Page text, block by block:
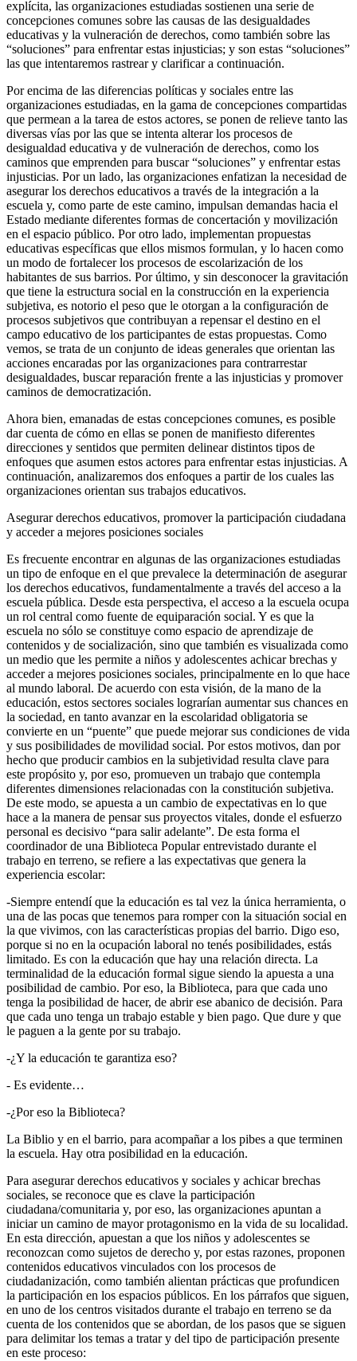
explícita, las organizaciones estudiadas sostienen una serie de
concepciones comunes sobre las causas de las desigualdades
educativas y la vulneración de derechos, como también sobre las
“soluciones” para enfrentar estas injusticias; y son estas “soluciones”
las que intentaremos rastrear y clarificar a continuación.
Por encima de las diferencias políticas y sociales entre las
organizaciones estudiadas, en la gama de concepciones compartidas
que permean a la tarea de estos actores, se ponen de relieve tanto las
diversas vías por las que se intenta alterar los procesos de
desigualdad educativa y de vulneración de derechos, como los
caminos que emprenden para buscar “soluciones” y enfrentar estas
injusticias. Por un lado, las organizaciones enfatizan la necesidad de
asegurar los derechos educativos a través de la integración a la
escuela y, como parte de este camino, impulsan demandas hacia el
Estado mediante diferentes formas de concertación y movilización
en el espacio público. Por otro lado, implementan propuestas
educativas específicas que ellos mismos formulan, y lo hacen como
un modo de fortalecer los procesos de escolarización de los
habitantes de sus barrios. Por último, y sin desconocer la gravitación
que tiene la estructura social en la construcción en la experiencia
subjetiva, es notorio el peso que le otorgan a la configuración de
procesos subjetivos que contribuyan a repensar el destino en el
campo educativo de los participantes de estas propuestas. Como
vemos, se trata de un conjunto de ideas generales que orientan las
acciones encaradas por las organizaciones para contrarrestar
desigualdades, buscar reparación frente a las injusticias y promover
caminos de democratización.
Ahora bien, emanadas de estas concepciones comunes, es posible
dar cuenta de cómo en ellas se ponen de manifiesto diferentes
direcciones y sentidos que permiten delinear distintos tipos de
enfoques que asumen estos actores para enfrentar estas injusticias. A
continuación, analizaremos dos enfoques a partir de los cuales las
organizaciones orientan sus trabajos educativos.
Asegurar derechos educativos, promover la participación ciudadana
y acceder a mejores posiciones sociales
Es frecuente encontrar en algunas de las organizaciones estudiadas
un tipo de enfoque en el que prevalece la determinación de asegurar
los derechos educativos, fundamentalmente a través del acceso a la
escuela pública. Desde esta perspectiva, el acceso a la escuela ocupa
un rol central como fuente de equiparación social. Y es que la
escuela no sólo se constituye como espacio de aprendizaje de
contenidos y de socialización, sino que también es visualizada como
un medio que les permite a niños y adolescentes achicar brechas y
acceder a mejores posiciones sociales, principalmente en lo que hace
al mundo laboral. De acuerdo con esta visión, de la mano de la
educación, estos sectores sociales lograrían aumentar sus chances en
la sociedad, en tanto avanzar en la escolaridad obligatoria se
convierte en un “puente” que puede mejorar sus condiciones de vida
y sus posibilidades de movilidad social. Por estos motivos, dan por
hecho que producir cambios en la subjetividad resulta clave para
este propósito y, por eso, promueven un trabajo que contempla
diferentes dimensiones relacionadas con la constitución subjetiva.
De este modo, se apuesta a un cambio de expectativas en lo que
hace a la manera de pensar sus proyectos vitales, donde el esfuerzo
personal es decisivo “para salir adelante”. De esta forma el
coordinador de una Biblioteca Popularentrevistado durante el
trabajo en terreno, se refiere a las expectativas que genera la
experiencia escolar:
-Siempre entendí que la educación es tal vez la única herramienta, o
una de las pocas que tenemos para romper con la situación social en
la que vivimos, con las características propias del barrio. Digo eso,
porque si no en la ocupación laboral no tenés posibilidades, estás
limitado. Es con la educación que hay una relación directa. La
terminalidad de la educación formal sigue siendo la apuesta a una
posibilidad de cambio. Por eso, la Biblioteca, para que cada uno
tenga la posibilidad de hacer, de abrir ese abanico de decisión. Para
que cada uno tenga un trabajo estable y bien pago. Que dure y que
le paguen a la gente por su trabajo.
-¿Y la educación te garantiza eso?
- Es evidente…
-¿Por eso la Biblioteca?
La Biblio y en el barrio, para acompañar a los pibes a que terminen
la escuela. Hay otra posibilidad en la educación.
Para asegurar derechos educativos y sociales y achicar brechas
sociales, se reconoce que es clave la participación
ciudadana/comunitaria y, por eso, las organizaciones apuntan a
iniciar un camino de mayor protagonismo en la vida de su localidad.
En esta dirección, apuestan a que los niños y adolescentes se
reconozcan como sujetos de derecho y, por estas razones, proponen
contenidos educativos vinculados con los procesos de
ciudadanización, como también alientan prácticas que profundicen
la participación en los espacios públicos. En los párrafos que siguen,
en uno de los centros visitados durante el trabajo en terreno se da
cuenta de los contenidos que se abordan, de los pasos que se siguen
para delimitar los temas a tratar y del tipo de participación presente
en este proceso: